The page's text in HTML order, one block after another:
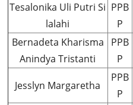
Tesalonika Uli Putri Si
lalahi
PPB
P
Bernadeta Kharisma
Anindya Tristanti
PPB
P
Jesslyn Margaretha
PPB
P